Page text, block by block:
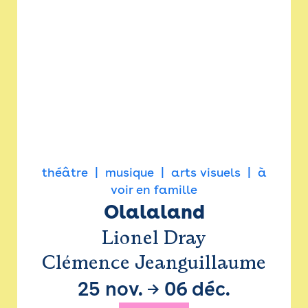
théâtre musique arts visuels
à
voir en famille
Olalaland
Lionel Dray
Clémence Jeanguillaume
25 nov. → 06 déc.